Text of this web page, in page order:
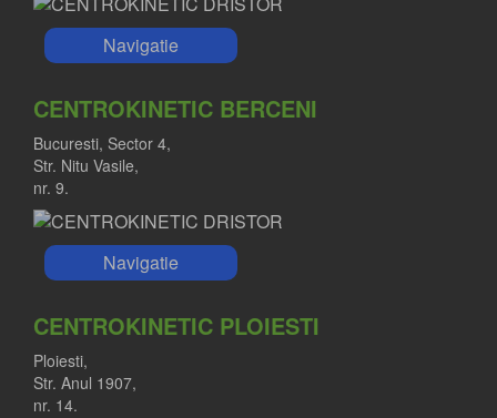
Medic primar ortopedie-traumatologie
Navigatie
CENTROKINETIC BERCENI
Bucuresti, Sector 4,
Str. Nitu Vasile,
nr. 9.
Navigatie
CENTROKINETIC PLOIESTI
Ploiesti,
Str. Anul 1907,
nr. 14.